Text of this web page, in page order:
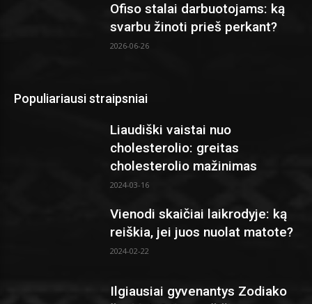
Ofiso stalai darbuotojams: ką
svarbu žinoti prieš perkant?
2026-06-26
Populiariausi straipsniai
Liaudiški vaistai nuo
cholesterolio: greitas
cholesterolio mažinimas
2024-03-16
Vienodi skaičiai laikrodyje: ką
reiškia, jei juos nuolat matote?
2024-02-22
Ilgiausiai gyvenantys Zodiako